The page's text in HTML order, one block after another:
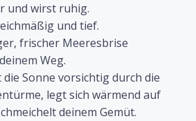
und wirst ruhig.
und tief.
frischer Meeresbrise
Weg.
Sonne vorsichtig durch die
legt sich wärmend auf
deinem Gemüt.